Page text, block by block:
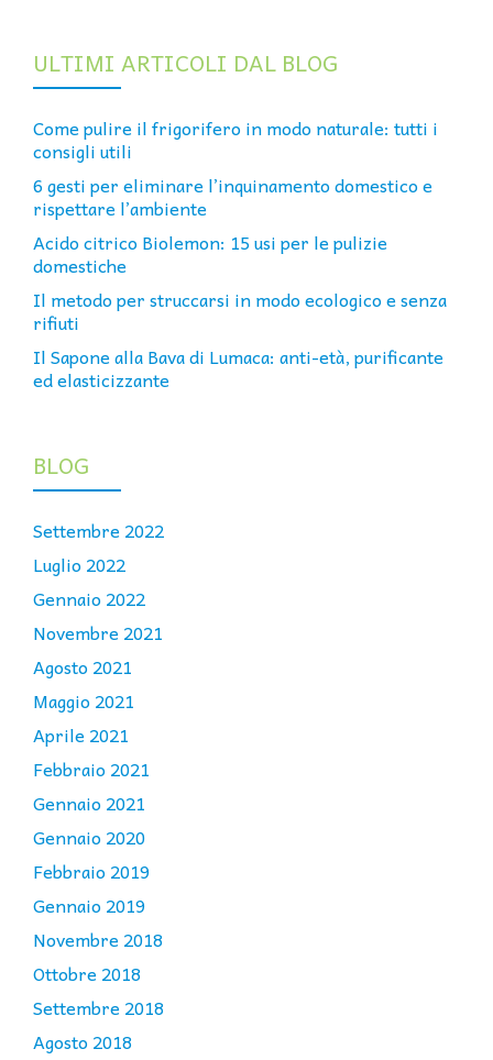
ULTIMI ARTICOLI DAL BLOG
Come pulire il frigorifero in modo naturale: tutti i
consigli utili
6 gesti per eliminare l’inquinamento domestico e
rispettare l’ambiente
Acido citrico Biolemon: 15 usi per le pulizie
domestiche
Il metodo per struccarsi in modo ecologico e senza
rifiuti
Il Sapone alla Bava di Lumaca: anti-età, purificante
ed elasticizzante
BLOG
Settembre 2022
Luglio 2022
Gennaio 2022
Novembre 2021
Agosto 2021
Maggio 2021
Aprile 2021
Febbraio 2021
Gennaio 2021
Gennaio 2020
Febbraio 2019
Gennaio 2019
Novembre 2018
Ottobre 2018
Settembre 2018
Agosto 2018